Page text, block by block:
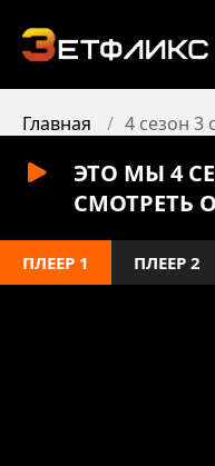
Главная 4 сезон 3
ЭТО МЫ 4
СМОТРЕТЬ
ПЛЕЕР 1 ПЛЕЕР 2